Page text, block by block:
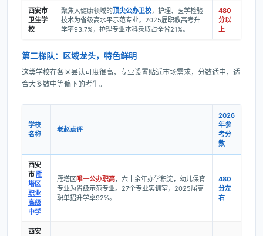
西安市
卫生学
校
聚焦大健康领域的顶尖公办卫校，护理、医学检验
技术为省级高水平示范专业。2025届职教高考升
学率93.7%，护理专业本科录取占全省21%。
480
分以
上
第二梯队：区域龙头，特色鲜明
这类学校在各区县认可度很高，专业设置贴近市场需求，分数适中，适
合大多数中等偏下的考生。
学校
名称
老赵点评
2026
年参
考分
数
西安
市雁
塔区
职业
高级
中学
雁塔区唯一公办职高，六十余年办学积淀，幼儿保育
专业为省级示范专业。27个专业实训室，2025届高
职单招升学率92%。
480
分左
右
西安